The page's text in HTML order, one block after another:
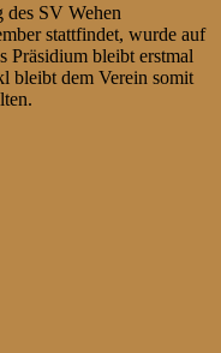
SV Wehen
stattfindet, wurde auf
Präsidium bleibt erstmal
bleibt dem Verein somit